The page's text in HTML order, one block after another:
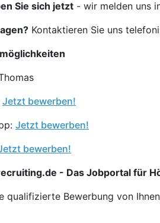
Sie sich jetzt - wir melden uns
Kontaktieren Sie uns
Jetzt bewerben!
Jetzt bewerben!
bewerben!
- Das Jobportal für
qualifizierte Bewerbung von